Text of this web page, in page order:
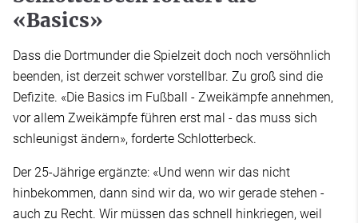
«Basics»
Dass die Dortmunder die Spielzeit doch noch versöhnlich
beenden, ist derzeit schwer vorstellbar. Zu groß sind die
Defizite. «Die Basics im Fußball - Zweikämpfe annehmen,
vor allem Zweikämpfe führen erst mal - das muss sich
schleunigst ändern», forderte Schlotterbeck.
Der 25-Jährige ergänzte: «Und wenn wir das nicht
hinbekommen, dann sind wir da, wo wir gerade stehen -
auch zu Recht. Wir müssen das schnell hinkriegen, weil